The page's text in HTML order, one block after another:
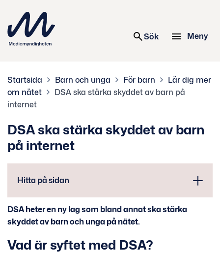
Sök Meny
Startsida Barn och unga För barn
Lär dig mer
om nätet
DSA ska stärka skyddet av barn på
internet
DSA ska stärka skyddet av barn
på internet
Hitta på sidan
DSA heter en ny lag som bland annat ska stärka
skyddet av barn och unga på nätet.
Vad är syftet med DSA?